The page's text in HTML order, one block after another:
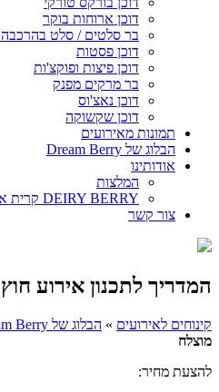
דוכן ארוחות בוקר
בר סלטים / סלט
דוכן פסטות
דוכן פיצות ופוקצ'ות
בר מרקים מפנק
דוכן נאצ'וס
דוכן שקשוקה
תמונות מאירועים
הבלוג של Dream Berry
אודותינו
המלצות
DEIRY BERRY קרית אתא
צור קשר
המדריך לתכנון אירוע
קינוחים לאירועים » הבלוג של Dream Berry
מוצלח
להצעת מחיר: